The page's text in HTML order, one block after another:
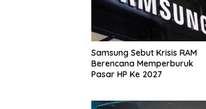
Samsung Sebut Krisis RAM
Berencana Memperburuk
Pasar HP Ke 2027